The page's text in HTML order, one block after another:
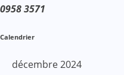
0958 3571
Calendrier
décembre 2024